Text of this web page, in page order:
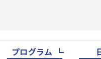
部長・経営層
リベラルアーツ・
プログラム